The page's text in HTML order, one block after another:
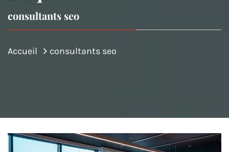
consultants seo
Accueil consultants seo